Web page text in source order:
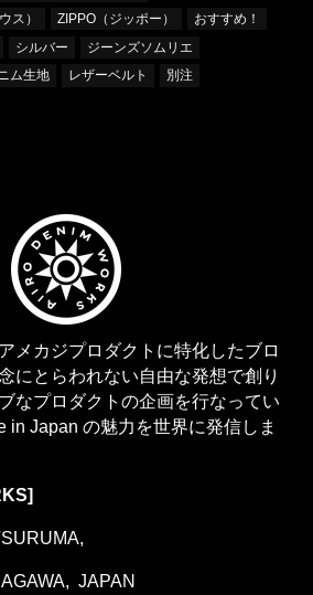
ス）
ZIPPO（ジッポー）
おすすめ！
シルバー
ジーンズソムリエ
ム生地 レザーベルト
別注
メカジプロダクトに特化したブロ
にとらわれない自由な発想で創り
なプロダクトの企画を行なってい
in Japan の魅力を世界に発信しま
JAPAN